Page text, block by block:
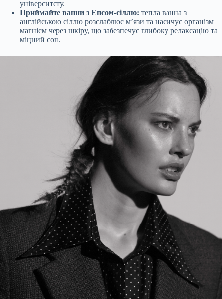
університету.
Приймайте ванни з Епсом-сіллю: тепла ванна з
англійською сіллю розслаблює м’язи та насичує організм
магнієм через шкіру, що забезпечує глибоку релаксацію та
міцний сон.